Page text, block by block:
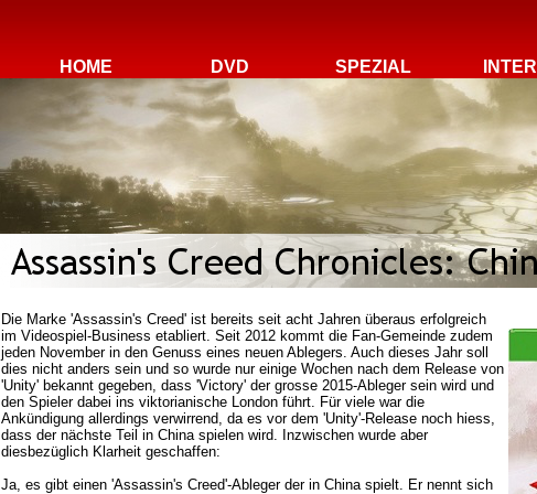
HOME DVD SPEZIAL
Die Marke 'Assassin's Creed' ist bereits seit acht Jahren überaus erfolgreich
im Videospiel-Business etabliert. Seit 2012 kommt die Fan-Gemeinde zudem
jeden November in den Genuss eines neuen Ablegers. Auch dieses Jahr soll
dies nicht anders sein und so wurde nur einige Wochen nach dem Release von
'Unity' bekannt gegeben, dass 'Victory' der grosse 2015-Ableger sein wird und
den Spieler dabei ins viktorianische London führt. Für viele war die
Ankündigung allerdings verwirrend, da es vor dem 'Unity'-Release noch hiess,
dass der nächste Teil in China spielen wird. Inzwischen wurde aber
diesbezüglich Klarheit geschaffen:
Ja, es gibt einen 'Assassin's Creed'-Ableger der in China spielt. Er nennt sich